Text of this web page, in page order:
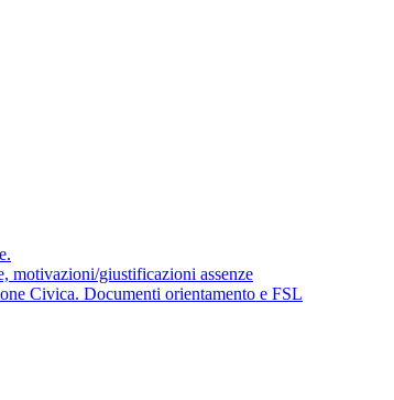
motivazioni/giustificazioni assenze
Civica. Documenti orientamento e FSL